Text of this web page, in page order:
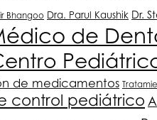
Bhangoo Dra. Parul Kaushik Dr.
de
de medicamentos
control pediátrico